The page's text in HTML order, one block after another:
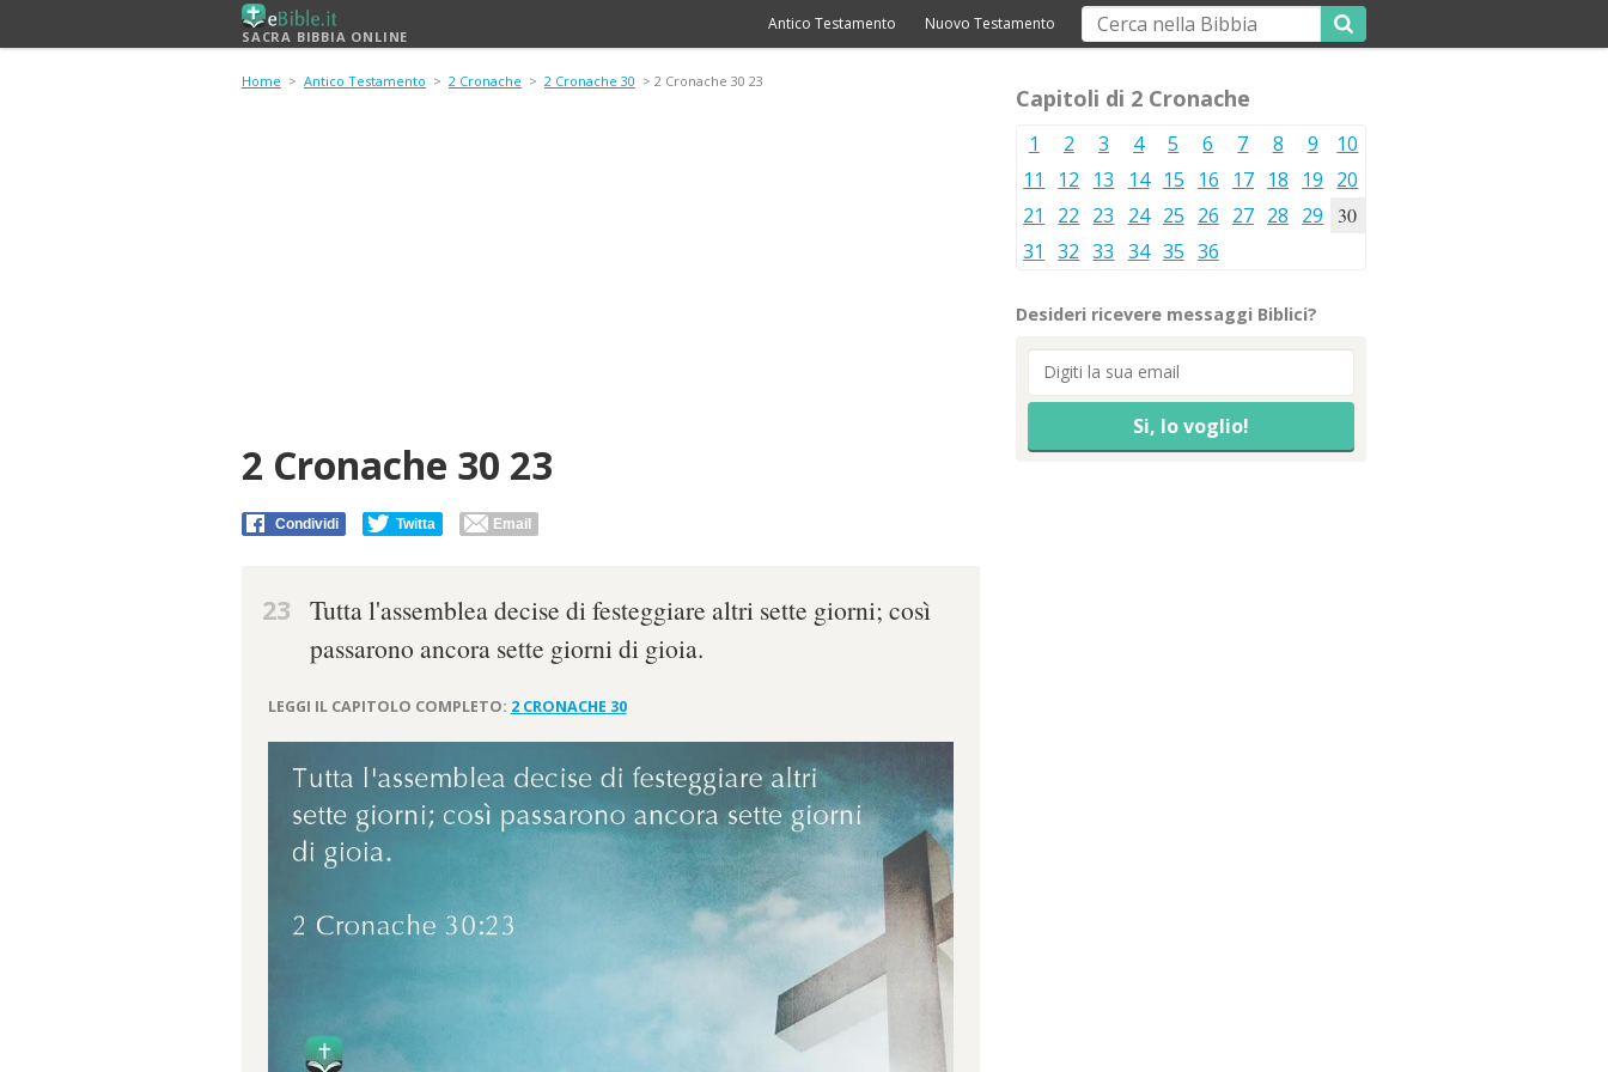
SACRA BIBBIA ONLINE
Antico Testamento Nuovo Testamento
Home > Antico Testamento > 2 Cronache > 2 Cronache 30 > 2 Cronache 30 23
2 Cronache 30 23
Condividi Twitta Email
23 Tutta l'assemblea decise di festeggiare altri sette giorni; così
passarono ancora sette giorni di gioia.
LEGGI IL CAPITOLO COMPLETO: 2 CRONACHE 30
Capitoli di 2 Cronache
1 2 3 4 5 6 7 8 9
10
11
12 13 14 15 16 17 18 19 20
21
22 23 24 25 26 27 28 29 30
31 32 33 34 35 36
Desideri ricevere messaggi Biblici?